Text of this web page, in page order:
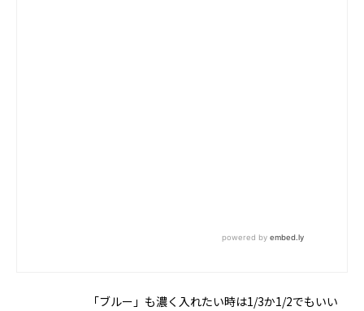
「ブルー」も濃く入れたい時は1/3か1/2でもいい